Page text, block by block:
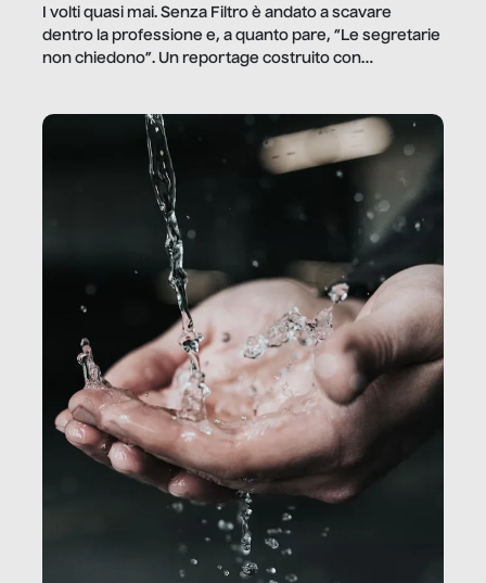
I volti quasi mai. Senza Filtro è andato a scavare
dentro la professione e, a quanto pare, “Le segretarie
non chiedono”. Un reportage costruito con